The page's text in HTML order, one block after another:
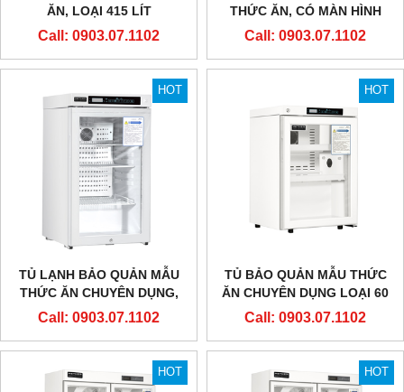
ĂN, LOẠI 415 LÍT
Call: 0903.07.1102
THỨC ĂN, CÓ MÀN HÌNH
NHIỆT ĐỘ
Call: 0903.07.1102
HOT
TỦ LẠNH BẢO QUẢN MẪU
THỨC ĂN CHUYÊN DỤNG,
LOẠI 100 LÍT (CÓ MÀN HÌNH
Call: 0903.07.1102
HOT
TỦ BẢO QUẢN MẪU THỨC
ĂN CHUYÊN DỤNG LOẠI 60
LÍT
Call: 0903.07.1102
HOT HOT